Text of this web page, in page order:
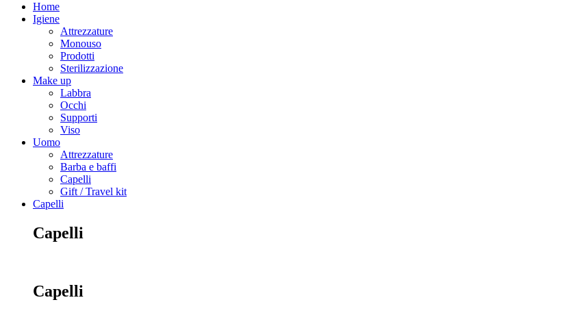
Home
Igiene
Attrezzature
Monouso
Prodotti
Sterilizzazione
Make up
Labbra
Occhi
Supporti
Viso
Uomo
Attrezzature
Barba e baffi
Capelli
Gift / Travel kit
Capelli
Capelli
Capelli